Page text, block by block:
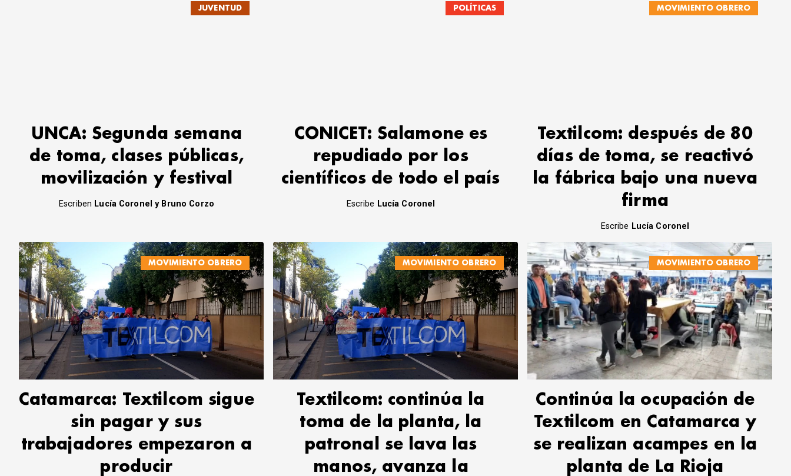
JUVENTUD
UNCA: Segunda semana
de toma, clases públicas,
movilización y festival
Escriben Lucía Coronel y Bruno Corzo
POLÍTICAS
CONICET: Salamone es
repudiado por los
científicos de todo el país
Escribe Lucía Coronel
MOVIMIENTO OBRERO
Textilcom: después de 80
días de toma, se reactivó
la fábrica bajo una nueva
firma
Escribe Lucía Coronel
MOVIMIENTO OBRERO
Catamarca: Textilcom sigue
sin pagar y sus
trabajadores empezaron a
producir
MOVIMIENTO OBRERO
Textilcom: continúa la
toma de la planta, la
patronal se lava las
manos, avanza la
MOVIMIENTO OBRERO
Continúa la ocupación de
Textilcom en Catamarca y
se realizan acampes en la
planta de La Rioja